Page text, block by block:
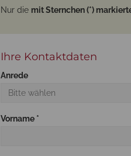
Nur die mit Sternchen (*)
Ihre Kontaktdaten
Anrede
Vorname *